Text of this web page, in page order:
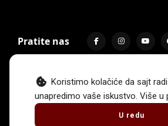
Koristimo kolačiće da sajt
unapredimo vaše iskustvo. Više u
U redu
Pratite nas
Impressum Politika privatnosti
. Sva prava zadržava